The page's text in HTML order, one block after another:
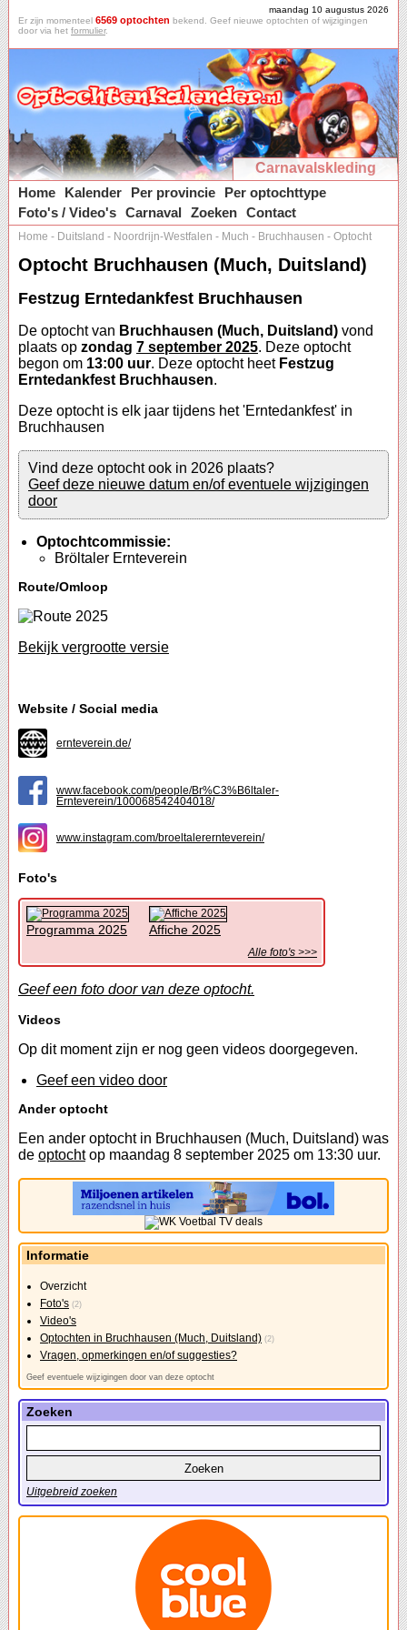
maandag 10 augustus 2026
Er zijn momenteel 6569 optochten bekend. Geef nieuwe optochten of wijzigingen
door via het formulier.
Carnavalskleding
Home
Kalender Per provincie
Per optochttype
Foto's / Video's Carnaval Zoeken Contact
Home - Duitsland - Noordrijn-Westfalen - Much - Bruchhausen - Optocht
Optocht Bruchhausen (Much, Duitsland)
Festzug Erntedankfest Bruchhausen
De optocht van Bruchhausen (Much, Duitsland) vond
plaats op zondag 7 september 2025. Deze optocht
begon om 13:00 uur. Deze optocht heet Festzug
Erntedankfest Bruchhausen.
Deze optocht is elk jaar tijdens het 'Erntedankfest' in
Bruchhausen
Vind deze optocht ook in 2026 plaats?
Geef deze nieuwe datum en/of eventuele wijzigingen
door
Optochtcommissie:
Bröltaler Ernteverein
Route/Omloop
Bekijk vergrootte versie
Website / Social media
ernteverein.de/
www.facebook.com/people/Br%C3%B6ltaler-
Ernteverein/100068542404018/
www.instagram.com/broeltalerernteverein/
Foto's
Programma 2025 Affiche 2025
Alle foto's >>>
Geef een foto door van deze optocht.
Videos
Op dit moment zijn er nog geen videos doorgegeven.
Geef een video door
Ander optocht
Een ander optocht in Bruchhausen (Much, Duitsland) was
de optochtop maandag 8 september 2025 om 13:30 uur.
Informatie
Overzicht
Foto's (2)
Video's
Optochten in Bruchhausen (Much, Duitsland) (2)
Vragen, opmerkingen en/of suggesties?
Geef eventuele wijzigingen door van deze optocht
Zoeken
Uitgebreid zoeken